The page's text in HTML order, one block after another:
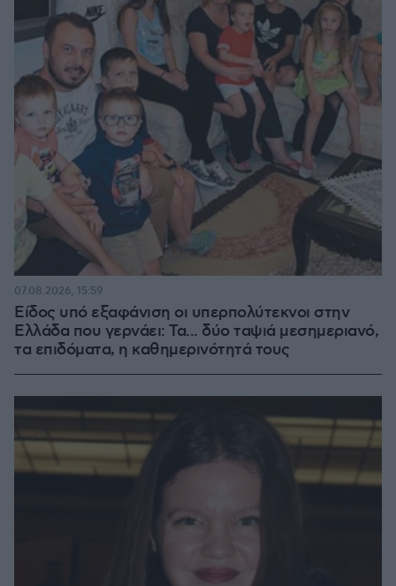
Είδος υπό εξαφάνιση οι υπερπολύτεκνοι στην
Ελλάδα που γερνάει: Τα... δύο ταψιά μεσημεριανό,
τα επιδόματα, η καθημερινότητά τους
07.08.2026, 15:59